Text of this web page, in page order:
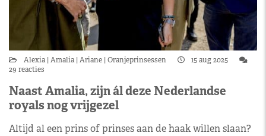
Alexia Amalia Ariane Oranjeprinsessen
15 aug 2025
29 reacties
Naast Amalia, zijn ál deze Nederlandse
royals nog vrijgezel
Altijd al een prins of prinses aan de haak willen slaan?